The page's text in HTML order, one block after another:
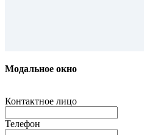
Модальное окно
Контактное лицо
Телефон